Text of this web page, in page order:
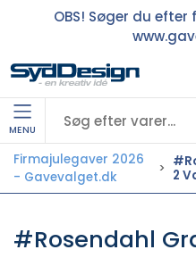
OBS! Søger du
MENU
Firmajulegaver 2026
- Gavevalget.dk
2
#Rosendahl